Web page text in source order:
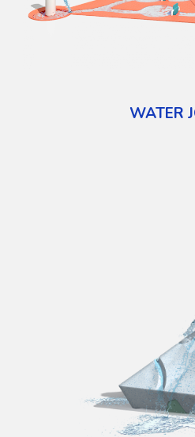
WATER